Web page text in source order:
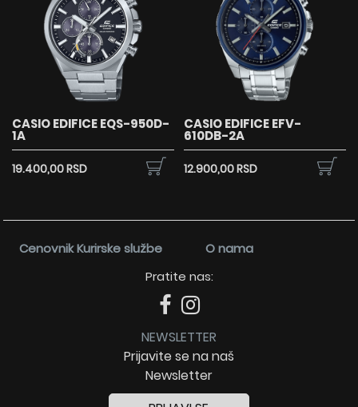
CASIO EDIFICE EQS-950D-
1A
19.400,00 RSD
CASIO EDIFICE EFV-
610DB-2A
12.900,00 RSD
Cenovnik Kurirske službe
O nama
Pratite nas:
NEWSLETTER
Prijavite se na naš
Newsletter